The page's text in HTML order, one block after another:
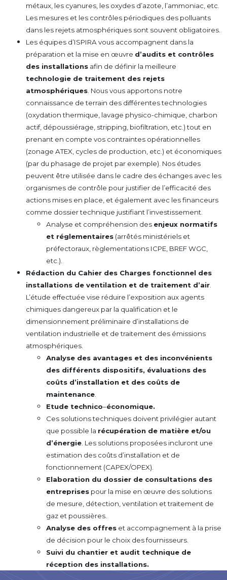
métaux, les cyanures, les oxydes d’azote, l’ammoniac, etc.
Les mesures et les contrôles périodiques des polluants
dans les rejets atmosphériques sont souvent obligatoires.
Les équipes d’ISPIRA vous accompagnent dans la
préparation et la mise en œuvre d’audits et contrôles
des installations afin de définir la meilleure
technologie de traitement des rejets
atmosphériques . Nous vous apportons notre
connaissance de terrain des différentes technologies
(oxydation thermique, lavage physico-chimique, charbon
actif, dépoussiérage, stripping, biofiltration, etc.) tout en
prenant en compte vos contraintes opérationnelles
(zonage ATEX, cycles de production, etc.) et économiques
(par du phasage de projet par exemple). Nos études
peuvent être utilisée dans le cadre des échanges avec les
organismes de contrôle pour justifier de l’efficacité des
actions mises en place, et également avec les financeurs
comme dossier technique justifiant l’investissement.
Analyse et compréhension des enjeux normatifs
et réglementaires (arrêtés ministériels et
préfectoraux, règlementations ICPE, BREF WGC,
etc.).
Rédaction du Cahier des Charges fonctionnel des
installations de ventilation et de traitement d’air
L’étude effectuée vise réduire l’exposition aux agents
chimiques dangereux par la qualification et le
dimensionnement préliminaire d’installations de
ventilation industrielle et de traitement des émissions
atmosphériques.
Analyse des avantages et des inconvénients
des différents dispositifs, évaluations des
coûts d’installation et des coûts de
maintenance
Etude technico–économique.
Ces solutions techniques doivent privilégier autant
que possible la récupération de matière et/ou
d’énergie . Les solutions proposées incluront une
estimation des coûts d’installation et de
fonctionnement (CAPEX/OPEX).
Elaboration du dossier de consultations des
entreprises pour la mise en œuvre des solutions
de mesure, détection, ventilation et traitement de
gaz et poussières.
Analyse des offres et accompagnement à la prise
de décision pour le choix des fournisseurs.
Suivi du chantier et audit technique de
réception des installations.